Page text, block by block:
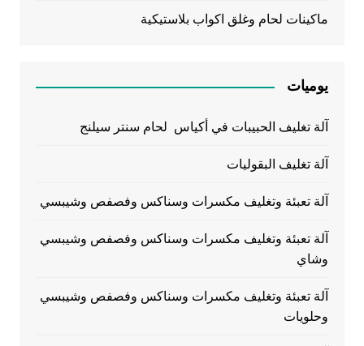
ماكينات لحام وغلق اكواب بلاستيكية
يوميات
آلة تغليف الحبيبات في أكياس لحام سنتر سيلنج
آلة تغليف البقوليات
آلة تعبئة وتغليف مكسرات وسناكس وفصفص وشيبسي
آلة تعبئة وتغليف مكسرات وسناكس وفصفص وشيبسي
وشاي
آلة تعبئة وتغليف مكسرات وسناكس وفصفص وشيبسي
وحلويات